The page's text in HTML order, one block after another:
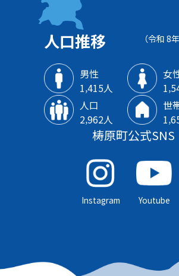
人口推移 （令和 8
男性
1‚415人
女
人口
2‚962人
世
梼原町公式SNS
Instagram Youtube